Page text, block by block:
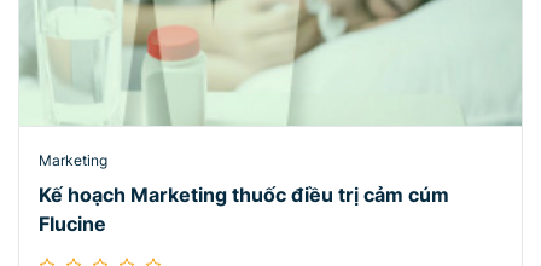
Marketing
Kế hoạch Marketing thuốc điều trị cảm cúm
Flucine